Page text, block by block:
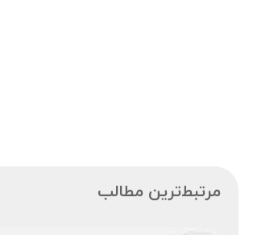
مرتبط‌ترین مطالب